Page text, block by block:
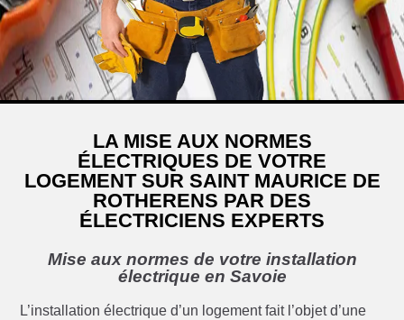
LA MISE AUX NORMES
ÉLECTRIQUES DE VOTRE
LOGEMENT SUR SAINT MAURICE DE
ROTHERENS PAR DES
ÉLECTRICIENS EXPERTS
Mise aux normes de votre installation
électrique en Savoie
L’installation électrique d’un logement fait l’objet d’une